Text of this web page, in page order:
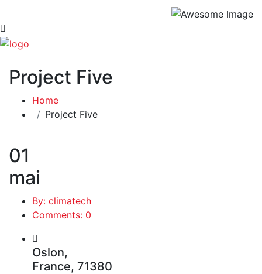
Project Five
Home
Project Five
01
mai
By: climatech
Comments: 0
Oslon,
France, 71380